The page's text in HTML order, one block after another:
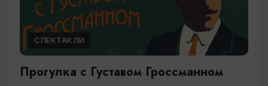
СПЕКТАКЛИ
Прогулка с Густавом Гроссманном